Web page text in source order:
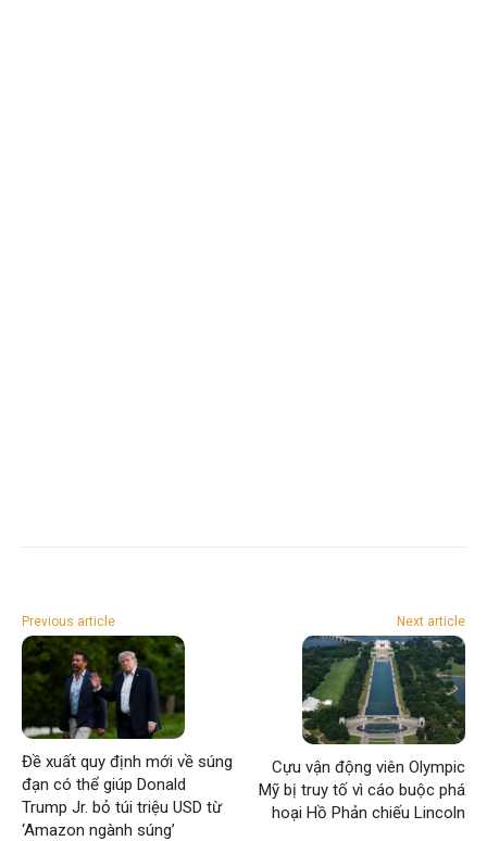
Previous article
Đề xuất quy định mới về súng
đạn có thể giúp Donald
Trump Jr. bỏ túi triệu USD từ
‘Amazon ngành súng’
Next article
Cựu vận động viên Olympic
Mỹ bị truy tố vì cáo buộc phá
hoại Hồ Phản chiếu Lincoln